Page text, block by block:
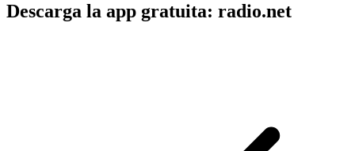
Descarga la app gratuita: radio.net